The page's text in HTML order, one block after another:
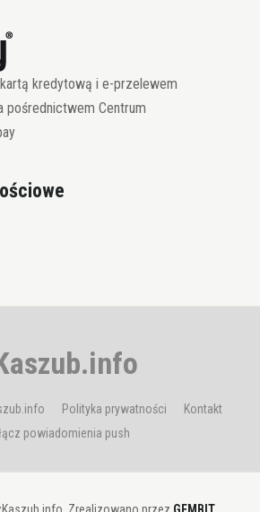
kredytową i e-przelewem
pośrednictwem Centrum
Polityka prywatności
Kontakt
powiadomienia push